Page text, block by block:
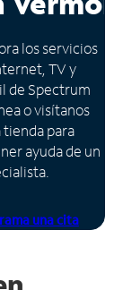
los servicios
TV y
de Spectrum
o visítanos
tienda para
ayuda de un
una cita